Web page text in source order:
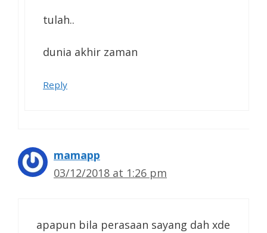
tulah..
dunia akhir zaman
Reply
mamapp
03/12/2018 at 1:26 pm
apapun bila perasaan sayang dah xde